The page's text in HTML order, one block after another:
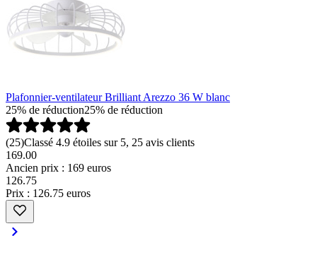
Plafonnier-ventilateur Brilliant Arezzo 36 W blanc
25% de réduction25% de réduction
(25)Classé 4.9 étoiles sur 5, 25 avis clients
169.00
Ancien prix : 169 euros
126.75
Prix : 126.75 euros